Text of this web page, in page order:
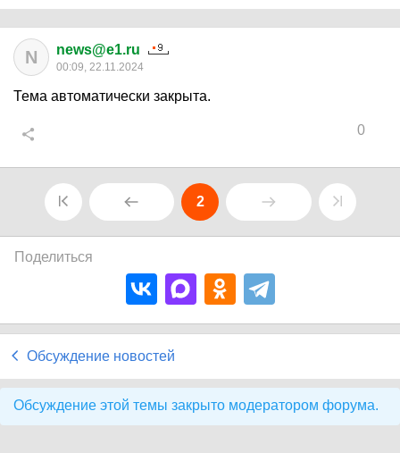
N news@e1.ru
00:09, 22.11.2024
Тема автоматически закрыта.
0
2
Поделиться
Обсуждение новостей
Обсуждение этой темы закрыто модератором форума.